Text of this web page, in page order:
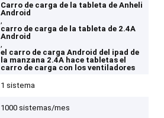
Carro de carga de la tableta de Anheli
Android
,
carro de carga de la tableta de 2.4A
Android
,
el carro de carga Android del ipad de
la manzana 2.4A hace tabletas el
carro de carga con los ventiladores
1 sistema
1000 sistemas/mes